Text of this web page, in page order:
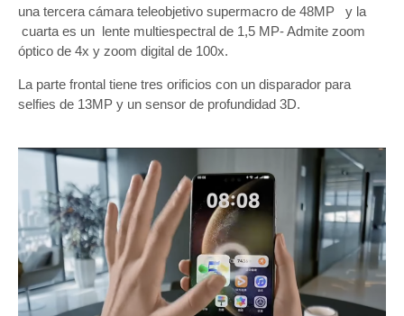
una tercera cámara teleobjetivo supermacro de 48MP y la
cuarta es un lente multiespectral de 1,5 MP- Admite zoom
óptico de 4x y zoom digital de 100x.
La parte frontal tiene tres orificios con un disparador para
selfies de 13MP y un sensor de profundidad 3D.